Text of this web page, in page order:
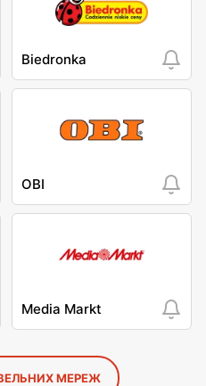
Biedronka
OBI
Media Markt
МЕРЕЖ